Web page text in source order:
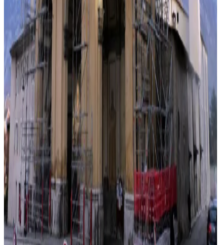
Interventions sur châteaux et manoirs
Sculptures
Restauration de statues et ornements
Aller plus loin
Nos autres solutions
01 Pour façade
02 Pour couvreurs
03 Pour confinement
04 Monuments historiques
05 Toitures provisoires
06Grands publics